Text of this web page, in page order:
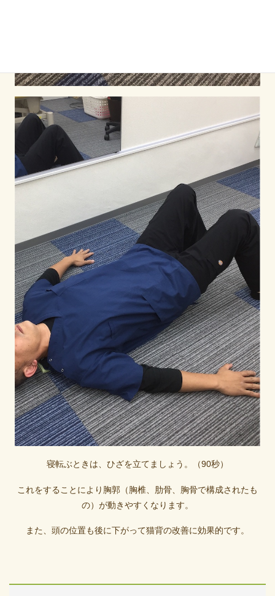
寝転ぶときは、ひざを立てましょう。（90秒）
これをすることにより胸郭（胸椎、肋骨、胸骨で構成されたも
の）が動きやすくなります。
また、頭の位置も後に下がって猫背の改善に効果的です。